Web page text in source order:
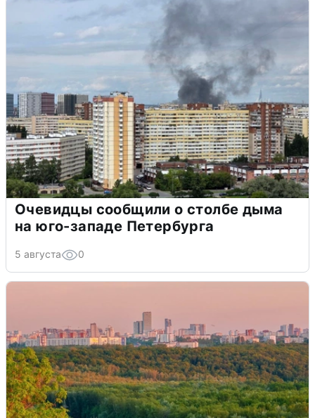
Очевидцы сообщили о столбе дыма
на юго-западе Петербурга
5 августа 0